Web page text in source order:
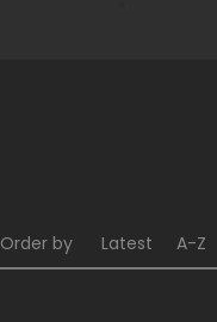
Order by Latest A-Z